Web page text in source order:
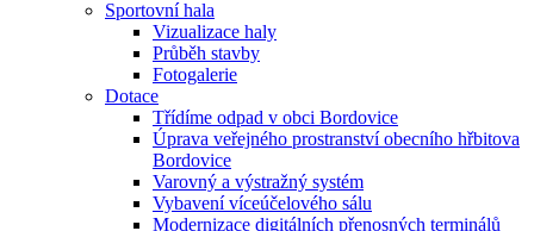
Sportovní hala
Vizualizace haly
Průběh stavby
Fotogalerie
Dotace
Třídíme odpad v obci Bordovice
Úprava veřejného prostranství obecního hřbitova
Bordovice
Varovný a výstražný systém
Vybavení víceúčelového sálu
Modernizace digitálních přenosných terminálů